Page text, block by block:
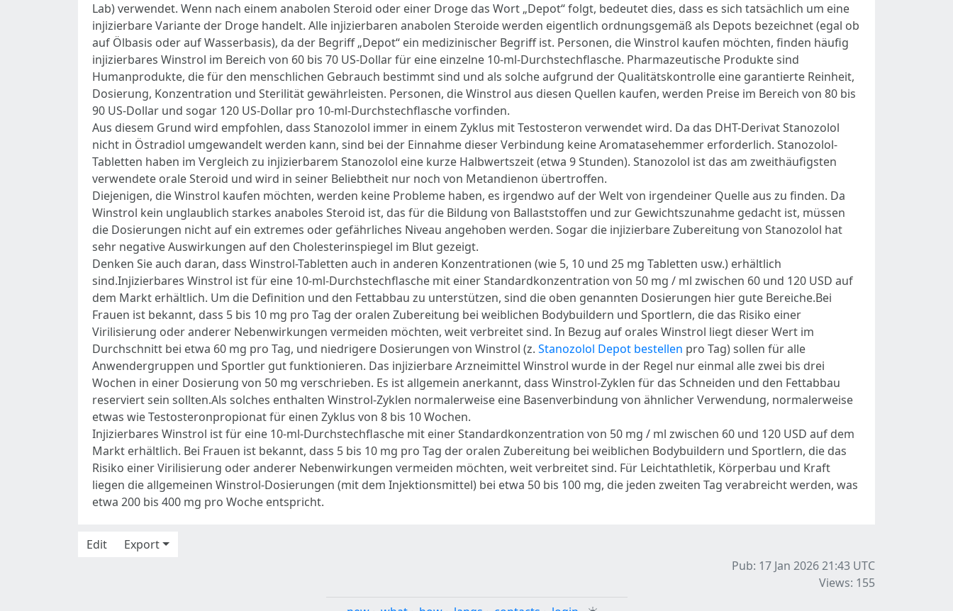
Lab) verwendet. Wenn nach einem anabolen Steroid oder einer Droge das Wort „Depot“ folgt, bedeutet dies, dass es sich tatsächlich um eine
injizierbare Variante der Droge handelt. Alle injizierbaren anabolen Steroide werden eigentlich ordnungsgemäß als Depots bezeichnet (egal ob
auf Ölbasis oder auf Wasserbasis), da der Begriff „Depot“ ein medizinischer Begriff ist. Personen, die Winstrol kaufen möchten, finden häufig
injizierbares Winstrol im Bereich von 60 bis 70 US-Dollar für eine einzelne 10-ml-Durchstechflasche. Pharmazeutische Produkte sind
Humanprodukte, die für den menschlichen Gebrauch bestimmt sind und als solche aufgrund der Qualitätskontrolle eine garantierte Reinheit,
Dosierung, Konzentration und Sterilität gewährleisten. Personen, die Winstrol aus diesen Quellen kaufen, werden Preise im Bereich von 80 bis
90 US-Dollar und sogar 120 US-Dollar pro 10-ml-Durchstechflasche vorfinden.
Aus diesem Grund wird empfohlen, dass Stanozolol immer in einem Zyklus mit Testosteron verwendet wird. Da das DHT-Derivat Stanozolol
nicht in Östradiol umgewandelt werden kann, sind bei der Einnahme dieser Verbindung keine Aromatasehemmer erforderlich. Stanozolol-
Tabletten haben im Vergleich zu injizierbarem Stanozolol eine kurze Halbwertszeit (etwa 9 Stunden). Stanozolol ist das am zweithäufigsten
verwendete orale Steroid und wird in seiner Beliebtheit nur noch von Metandienon übertroffen.
Diejenigen, die Winstrol kaufen möchten, werden keine Probleme haben, es irgendwo auf der Welt von irgendeiner Quelle aus zu finden. Da
Winstrol kein unglaublich starkes anaboles Steroid ist, das für die Bildung von Ballaststoffen und zur Gewichtszunahme gedacht ist, müssen
die Dosierungen nicht auf ein extremes oder gefährliches Niveau angehoben werden. Sogar die injizierbare Zubereitung von Stanozolol hat
sehr negative Auswirkungen auf den Cholesterinspiegel im Blut gezeigt.
Denken Sie auch daran, dass Winstrol-Tabletten auch in anderen Konzentrationen (wie 5, 10 und 25 mg Tabletten usw.) erhältlich
sind.Injizierbares Winstrol ist für eine 10-ml-Durchstechflasche mit einer Standardkonzentration von 50 mg / ml zwischen 60 und 120 USD auf
dem Markt erhältlich. Um die Definition und den Fettabbau zu unterstützen, sind die oben genannten Dosierungen hier gute Bereiche.Bei
Frauen ist bekannt, dass 5 bis 10 mg pro Tag der oralen Zubereitung bei weiblichen Bodybuildern und Sportlern, die das Risiko einer
Virilisierung oder anderer Nebenwirkungen vermeiden möchten, weit verbreitet sind. In Bezug auf orales Winstrol liegt dieser Wert im
Durchschnitt bei etwa 60 mg pro Tag, und niedrigere Dosierungen von Winstrol (z. Stanozolol Depot bestellen pro Tag) sollen für alle
Anwendergruppen und Sportler gut funktionieren. Das injizierbare Arzneimittel Winstrol wurde in der Regel nur einmal alle zwei bis drei
Wochen in einer Dosierung von 50 mg verschrieben. Es ist allgemein anerkannt, dass Winstrol-Zyklen für das Schneiden und den Fettabbau
reserviert sein sollten.Als solches enthalten Winstrol-Zyklen normalerweise eine Basenverbindung von ähnlicher Verwendung, normalerweise
etwas wie Testosteronpropionat für einen Zyklus von 8 bis 10 Wochen.
Injizierbares Winstrol ist für eine 10-ml-Durchstechflasche mit einer Standardkonzentration von 50 mg / ml zwischen 60 und 120 USD auf dem
Markt erhältlich. Bei Frauen ist bekannt, dass 5 bis 10 mg pro Tag der oralen Zubereitung bei weiblichen Bodybuildern und Sportlern, die das
Risiko einer Virilisierung oder anderer Nebenwirkungen vermeiden möchten, weit verbreitet sind. Für Leichtathletik, Körperbau und Kraft
liegen die allgemeinen Winstrol-Dosierungen (mit dem Injektionsmittel) bei etwa 50 bis 100 mg, die jeden zweiten Tag verabreicht werden, was
etwa 200 bis 400 mg pro Woche entspricht.
Edit
Export
Pub: 17 Jan 2026 21:43 UTC
Views: 155